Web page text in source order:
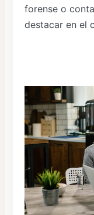
forense o
destacar en el